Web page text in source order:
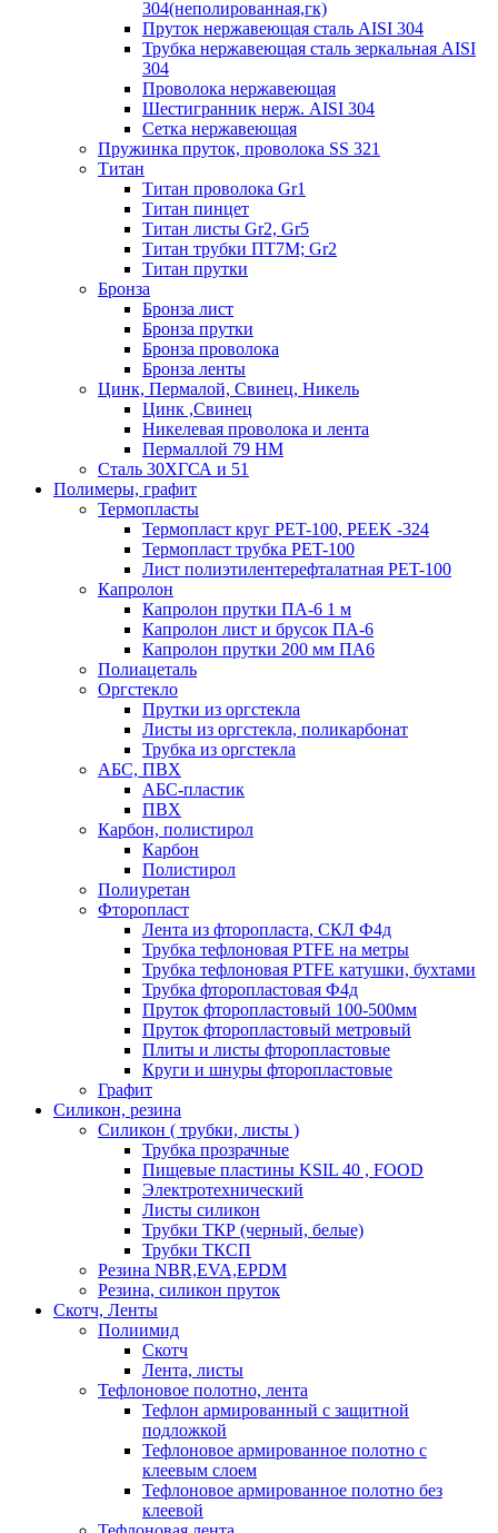
304(неполированная,гк)
Пруток нержавеющая сталь AISI 304
Трубка нержавеющая сталь зеркальная AISI
304
Проволока нержавеющая
Шестигранник нерж. AISI 304
Сетка нержавеющая
Пружинка пруток, проволока SS 321
Титан
Титан проволока Gr1
Титан пинцет
Титан листы Gr2, Gr5
Титан трубки ПТ7М; Gr2
Титан прутки
Бронза
Бронза лист
Бронза прутки
Бронза проволока
Бронза ленты
Цинк, Пермалой, Свинец, Никель
Цинк ,Свинец
Никелевая проволока и лента
Пермаллой 79 НМ
Сталь 30ХГСА и 51
Полимеры, графит
Термопласты
Термопласт круг PET-100, PEEK -324
Термопласт трубка PET-100
Лист полиэтилентерефталатная PET-100
Капролон
Капролон прутки ПА-6 1 м
Капролон лист и брусок ПА-6
Капролон прутки 200 мм ПА6
Полиацеталь
Оргстекло
Прутки из оргстекла
Листы из оргстекла, поликарбонат
Трубка из оргстекла
АБС, ПВХ
АБС-пластик
ПВХ
Карбон, полистирол
Карбон
Полистирол
Полиуретан
Фторопласт
Лента из фторопласта, СКЛ Ф4д
Трубка тефлоновая PTFE на метры
Трубка тефлоновая PTFE катушки, бухтами
Трубка фторопластовая Ф4д
Пруток фторопластовый 100-500мм
Пруток фторопластовый метровый
Плиты и листы фторопластовые
Круги и шнуры фторопластовые
Графит
Силикон, резина
Силикон ( трубки, листы )
Трубка прозрачные
Пищевые пластины KSIL 40 , FOOD
Электротехнический
Листы силикон
Трубки ТКР (черный, белые)
Трубки ТКСП
Резина NBR,EVA,EPDM
Резина, силикон пруток
Скотч, Ленты
Полиимид
Скотч
Лента, листы
Тефлоновое полотно, лента
Тефлон армированный с защитной
подложкой
Тефлоновое армированное полотно с
клеевым слоем
Тефлоновое армированное полотно без
клеевой